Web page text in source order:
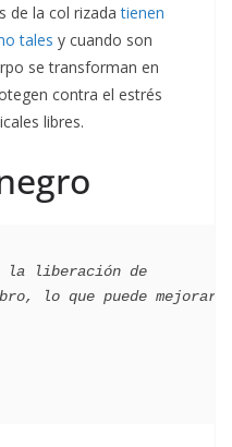
de la col rizadatienen
tales y cuando son
se transforman en
contra el estrés
libres.
la liberación de
lo que puede mejorar